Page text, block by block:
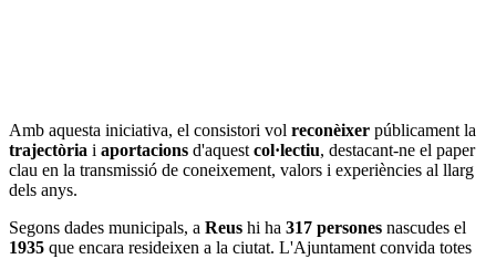
Amb aquesta iniciativa, el consistori vol reconèixer públicament la
trajectòria i aportacions d'aquest col·lectiu, destacant-ne el paper
clau en la transmissió de coneixement, valors i experiències al llarg
dels anys.
Segons dades municipals, a Reus hi ha 317 persones nascudes el
1935 que encara resideixen a la ciutat. L'Ajuntament convida totes